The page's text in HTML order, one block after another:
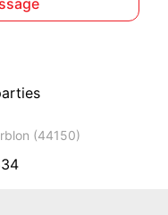
(44150)